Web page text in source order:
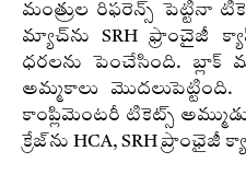
మంత్రుల రిఫరెన్స్ పెట్టినా
మ్యాచ్‌ను SRH ఫ్రాంచైజీ
ధరలను పెంచేసింది. బ్లాక్
అమ్మకాలు
కాంప్లిమెంటరీ టికెట్స్
క్రేజ్‌ను HCA, SRH ప్రాంఛైజీ